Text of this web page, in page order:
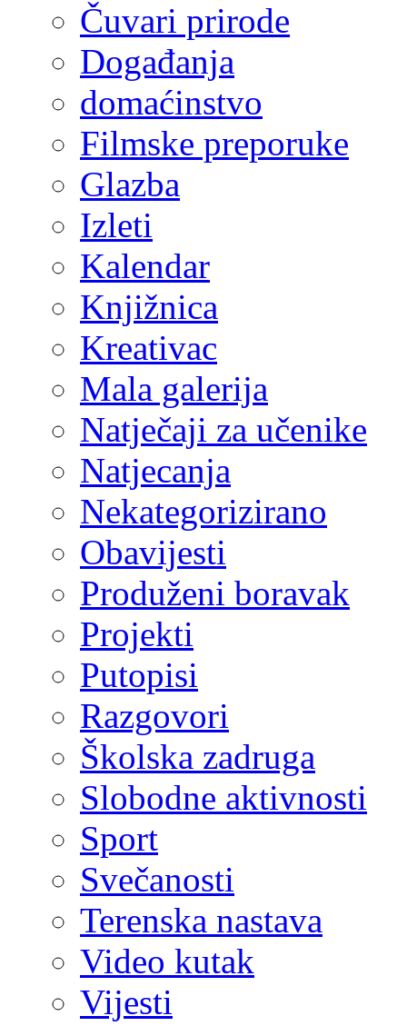
Čuvari prirode
Događanja
domaćinstvo
Filmske preporuke
Glazba
Izleti
Kalendar
Knjižnica
Kreativac
Mala galerija
Natječaji za učenike
Natjecanja
Nekategorizirano
Obavijesti
Produženi boravak
Projekti
Putopisi
Razgovori
Školska zadruga
Slobodne aktivnosti
Sport
Svečanosti
Terenska nastava
Video kutak
Vijesti